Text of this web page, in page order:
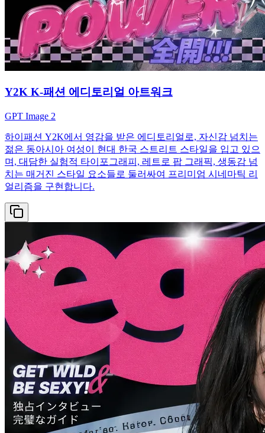
Y2K K-패션 에디토리얼 아트워크
GPT Image 2
하이패션 Y2K에서 영감을 받은 에디토리얼로, 자신감 넘치는
젊은 동아시아 여성이 현대 한국 스트리트 스타일을 입고 있으
며, 대담한 실험적 타이포그래피, 레트로 팝 그래픽, 생동감 넘
치는 매거진 스타일 요소들로 둘러싸여 프리미엄 시네마틱 리
얼리즘을 구현합니다.